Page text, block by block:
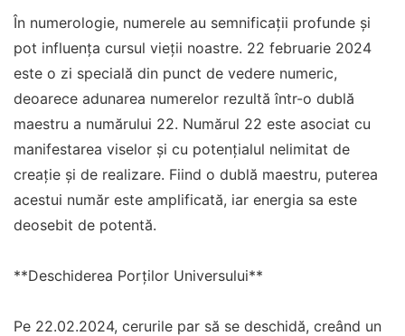
În numerologie, numerele au semnificații profunde și
pot influența cursul vieții noastre. 22 februarie 2024
este o zi specială din punct de vedere numeric,
deoarece adunarea numerelor rezultă într-o dublă
maestru a numărului 22. Numărul 22 este asociat cu
manifestarea viselor și cu potențialul nelimitat de
creație și de realizare. Fiind o dublă maestru, puterea
acestui număr este amplificată, iar energia sa este
deosebit de potentă.
**Deschiderea Porților Universului**
Pe 22.02.2024, cerurile par să se deschidă, creând un